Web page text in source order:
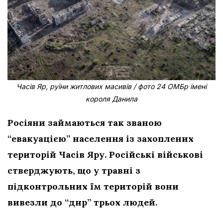
Часів Яр, руїни житлових масивів / фото 24 ОМБр імені
короля Данила
Росіяни займаються так званою
“евакуацією” населення із захоплених
територій Часів Яру. Російські військові
стверджують, що у травні з
підконтрольних їм територій вони
вивезли до “днр” трьох людей.